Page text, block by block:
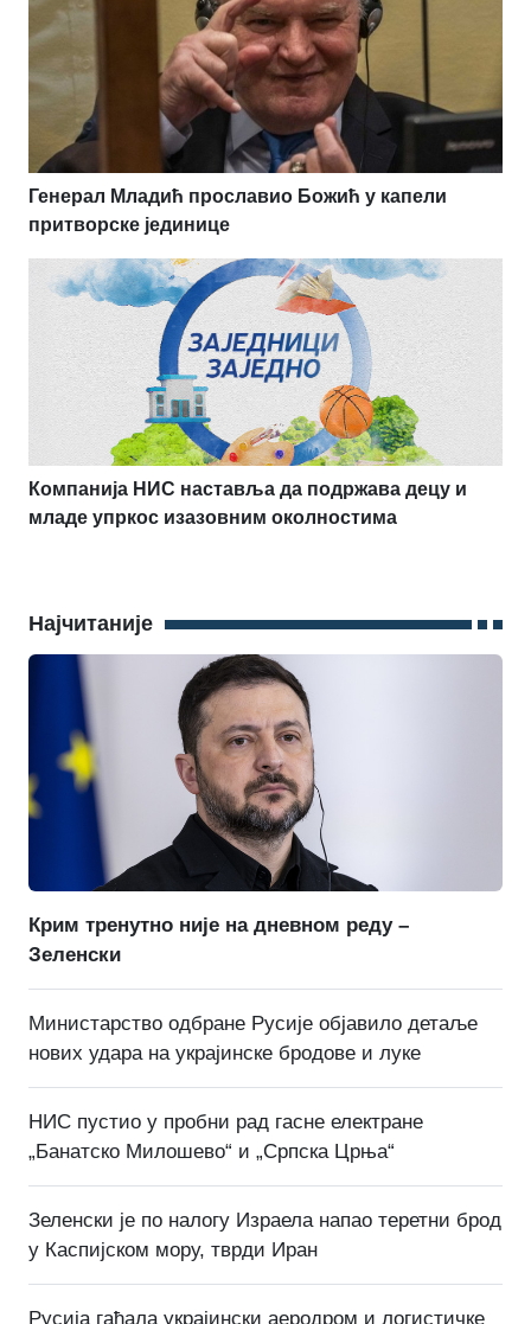
Генерал Младић прославио Божић у капели
притворске јединице
Компанија НИС наставља да подржава децу и
младе упркос изазовним околностима
Најчитаније
Крим тренутно није на дневном реду –
Зеленски
Министарство одбране Русије објавило детаље
нових удара на украјинске бродове и луке
НИС пустио у пробни рад гасне електране
„Банатско Милошево“ и „Српска Црња“
Зеленски је по налогу Израела напао теретни брод
у Каспијском мору, тврди Иран
Русија гађала украјински аеродром и логистичке